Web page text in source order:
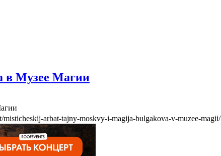
в Музее Магии
misticheskij-arbat-tajny-moskvy-i-magija-bulgakova-v-muzee-magii/